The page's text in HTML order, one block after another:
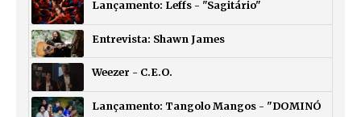
Lançamento: Leffs - "Sagitário"
Entrevista: Shawn James
Weezer - C.E.O.
Lançamento: Tangolo Mangos - "DOMINÓ